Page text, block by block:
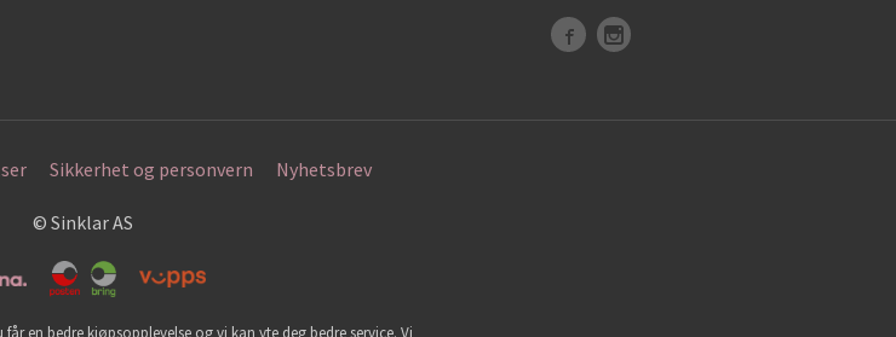
Sikkerhet og personvern Nyhetsbrev
© Sinklar AS
en bedre kjøpsopplevelse og vi kan yte deg bedre service. Vi